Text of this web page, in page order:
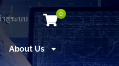
0
สู่ระบบ
About Us